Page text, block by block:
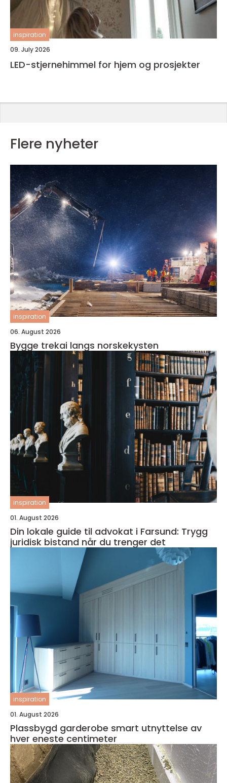
inspiration
09. July 2026
LED-stjernehimmel for hjem og prosjekter
Flere nyheter
inspiration
06. August 2026
Bygge trekai langs norskekysten
inspiration
01. August 2026
Din lokale guide til advokat i Farsund: Trygg
juridisk bistand når du trenger det
inspiration
01. August 2026
Plassbygd garderobe smart utnyttelse av
hver eneste centimeter